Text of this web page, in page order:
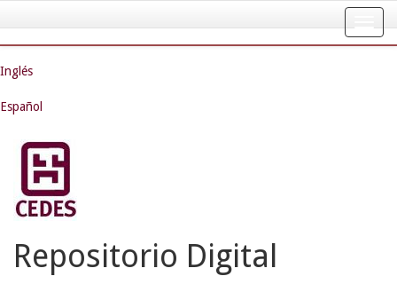
navigation
Inglés
Español
Repositorio Digital